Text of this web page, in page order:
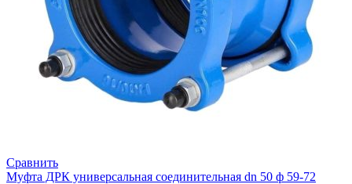
Сравнить
Муфта ДРК универсальная соединительная dn 50 ф 59-72